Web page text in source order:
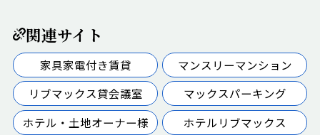
関連サイト
家具家電付き賃貸
マンスリーマンション
リブマックス貸会議室
マックスパーキング
ホテル・土地オーナー様
ホテルリブマックス